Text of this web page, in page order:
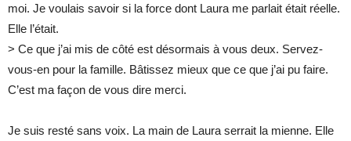
moi. Je voulais savoir si la force dont Laura me parlait était réelle.
Elle l’était.
> Ce que j’ai mis de côté est désormais à vous deux. Servez-
vous-en pour la famille. Bâtissez mieux que ce que j’ai pu faire.
C’est ma façon de vous dire merci.
Je suis resté sans voix. La main de Laura serrait la mienne. Elle